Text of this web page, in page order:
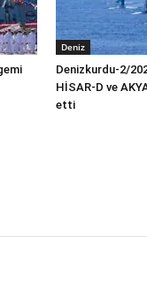
Deniz
Denizkurdu-2/
HİSAR-D ve
etti